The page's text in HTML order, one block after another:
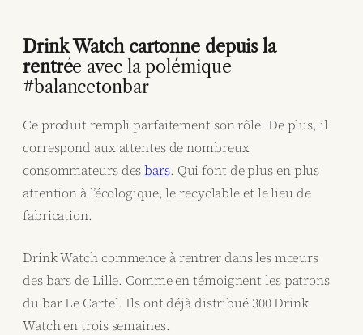
Drink Watch cartonne depuis la
rentrée avec la polémique
#balancetonbar
Ce produit rempli parfaitement son rôle. De plus, il
correspond aux attentes de nombreux
consommateurs desbars. Qui font de plus en plus
attention à l’écologique, le recyclable et le lieu de
fabrication.
Drink Watch commence à rentrer dans les mœurs
des bars de Lille. Comme en témoignent les patrons
du bar Le Cartel. Ils ont déjà distribué 300 Drink
Watch en trois semaines.